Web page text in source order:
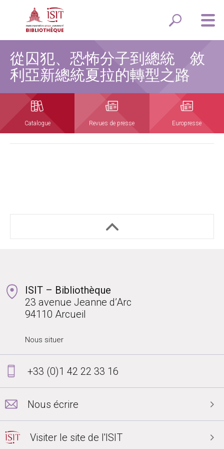
從囚犯、恐怖分子到總統 敘
利亞新總統夏拉的轉型之路
Catalogue Revues de presse Europresse
ISIT – Bibliothèque
23 avenue Jeanne d’Arc
94110 Arcueil
Nous situer
+33 (0)1 42 22 33 16
Nous écrire
Visiter le site de l'ISIT